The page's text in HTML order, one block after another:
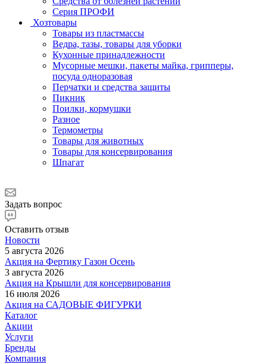
Серия ПРОФИ
Хозтовары
Товары из пластмассы
Ведра, тазы, товары для уборки
Кухонные принадлежности
Мусорные мешки, пакеты майка, грипперы,
посуда одноразовая
Перчатки и средства защиты
Пикник
Поилки, кормушки
Разное
Термометры
Товары для животных
Товары для консервирования
Шпагат
Задать вопрос
Оставить отзыв
Новости
5 августа 2026
Акция на Фертику Газон Осень
3 августа 2026
Акция на Крышли для консервирования
16 июля 2026
Акция на САДОВЫЕ ФИГУРКИ
Каталог
Акции
Услуги
Бренды
Компания